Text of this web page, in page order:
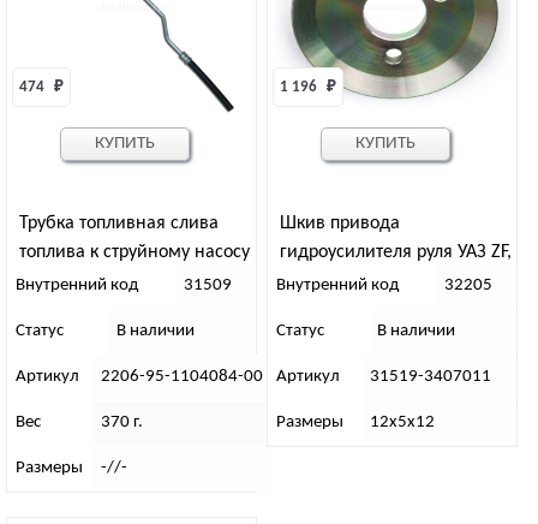
Трубка топливная слива
топлива к струйному насосу
474 ₽
Внутренний код 31509
Статус В наличии
Артикул 2206-95-1104084-00
Вес 370 г.
Размеры -//-
КУПИТЬ
Шкив привода
гидроусилителя руля УАЗ ZF,
УМЗ-421
1 196 ₽
Внутренний код 32205
Статус В наличии
Артикул 31519-3407011
Размеры 12х5х12
КУПИТЬ